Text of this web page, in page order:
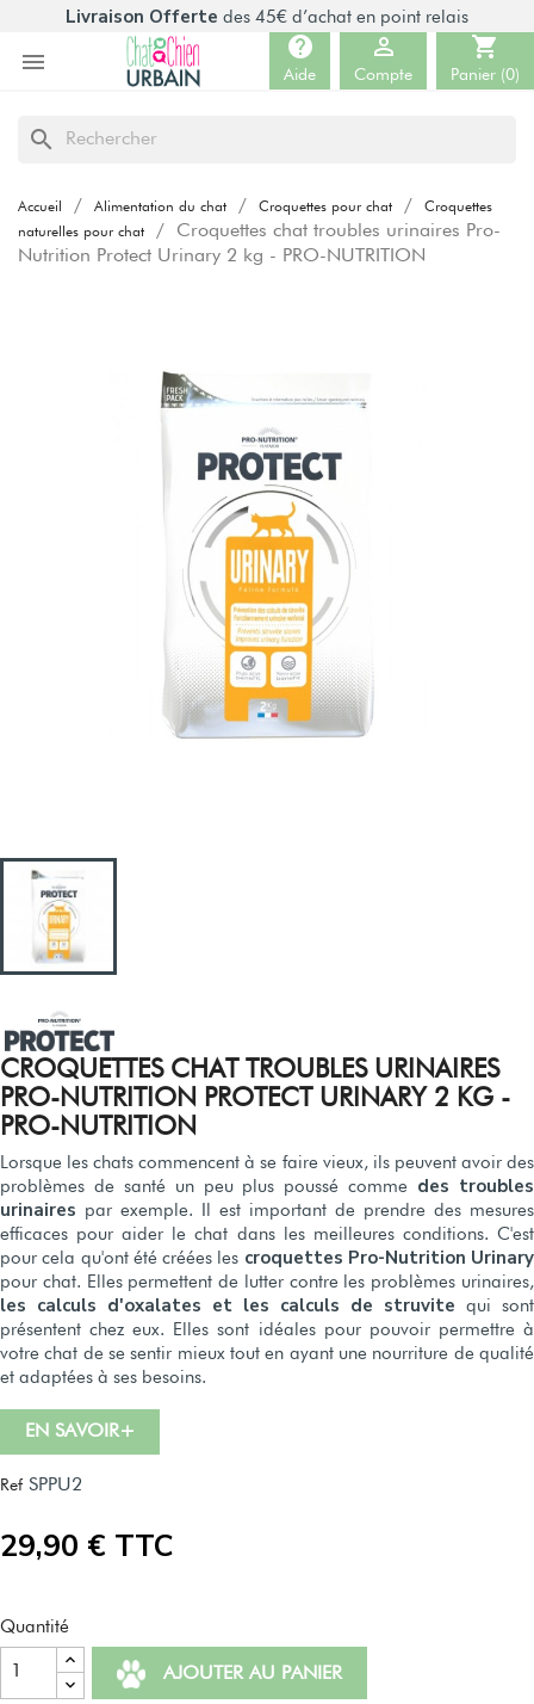
Livraison Offerte des 45€ d’achat en point relais

shopping_cart
Panier (0)
help
Aide

Compte
search
Accueil Alimentation du chat Croquettes pour chat
Croquettes
naturelles pour chat
Croquettes chat troubles urinaires Pro-
Nutrition Protect Urinary 2 kg - PRO-NUTRITION
CROQUETTES CHAT TROUBLES URINAIRES
PRO-NUTRITION PROTECT URINARY 2 KG -
PRO-NUTRITION
Lorsque les chats commencent à se faire vieux, ils peuvent avoir des
problèmes de santé un peu plus poussé comme des troubles
urinaires par exemple. Il est important de prendre des mesures
efficaces pour aider le chat dans les meilleures conditions. C'est
pour cela qu'ont été créées les croquettes Pro-Nutrition Urinary
pour chat. Elles permettent de lutter contre les problèmes urinaires,
les calculs d'oxalates et les calculs de struvite qui sont
présentent chez eux. Elles sont idéales pour pouvoir permettre à
votre chat de se sentir mieux tout en ayant une nourriture de qualité
et adaptées à ses besoins.
EN SAVOIR+
Ref SPPU2
29,90 € TTC
Quantité
AJOUTER AU PANIER